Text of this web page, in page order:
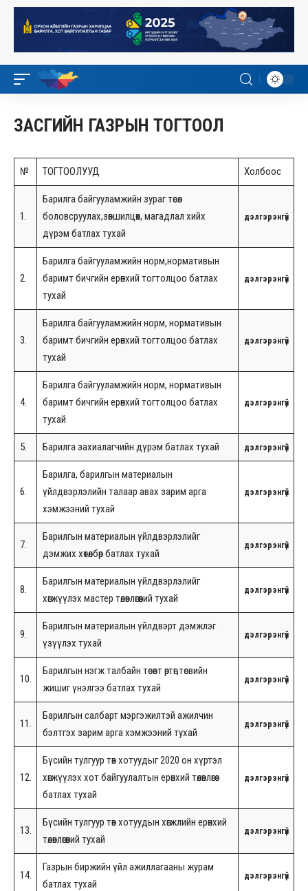
ЗАСГИЙН ГАЗРЫН ТОГТООЛ
№ ТОГТООЛУУД Холбоос
1.
Барилга байгууламжийн зураг төсөл
боловсруулах,зөвшилцөх, магадлал хийх
дүрэм батлах тухай
дэлгэрэнгүй
2.
Барилга байгууламжийн норм,нормативын
баримт бичгийн ерөнхий тогтолцоо батлах
тухай
дэлгэрэнгүй
3.
Барилга байгууламжийн норм, нормативын
баримт бичгийн ерөнхий тогтолцоо батлах
тухай
дэлгэрэнгүй
4.
Барилга байгууламжийн норм, нормативын
баримт бичгийн ерөнхий тогтолцоо батлах
тухай
дэлгэрэнгүй
5. Барилга захиалагчийн дүрэм батлах тухай дэлгэрэнгүй
6.
Барилга, барилгын материалын
үйлдвэрлэлийн талаар авах зарим арга
хэмжээний тухай
дэлгэрэнгүй
7.
Барилгын материалын үйлдвэрлэлийг
дэмжих хөтөлбөр батлах тухай
дэлгэрэнгүй
8.
Барилгын материалын үйлдвэрлэлийг
хөгжүүлэх мастер төлөвлөгөөний тухай
дэлгэрэнгүй
9.
Барилгын материалын үйлдвэрт дэмжлэг
үзүүлэх тухай
дэлгэрэнгүй
10.
Барилгын нэгж талбайн төсөвт өртөг,төсвийн
жишиг үнэлгээ батлах тухай
дэлгэрэнгүй
11.
Барилгын салбарт мэргэжилтэй ажилчин
бэлтгэх зарим арга хэмжээний тухай
дэлгэрэнгүй
12.
Бүсийн тулгуур төв хотуудыг 2020 он хүртэл
хөгжүүлэх хот байгуулалтын ерөнхий төлөвлөгөө
батлах тухай
дэлгэрэнгүй
13.
Бүсийн тулгуур төв хотуудын хөгжлийн ерөнхий
төлөвлөгөөний тухай
дэлгэрэнгүй
14.
Газрын биржийн үйл ажиллагааны журам
батлах тухай
дэлгэрэнгүй